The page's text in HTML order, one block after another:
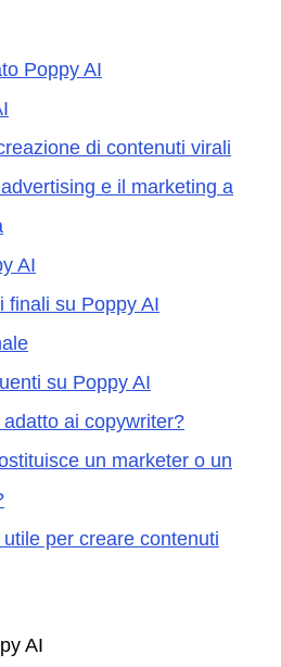
Poppy AI
di contenuti virali
e il marketing a
AI
finali su Poppy AI
su Poppy AI
ai copywriter?
un marketer o un
per creare contenuti
AI